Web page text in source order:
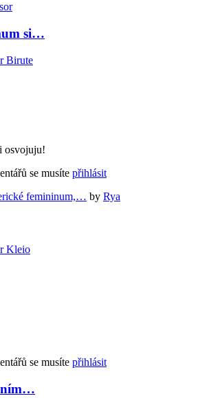
si…
osvojuju!
se musíte přihlásit
femininum,… by Rya
se musíte přihlásit
ním…